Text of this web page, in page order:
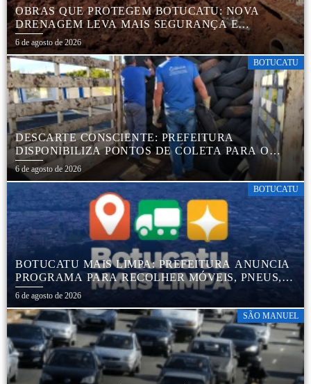
OBRAS QUE PROTEGEM BOTUCATU: NOVA
DRENAGEM LEVA MAIS SEGURANÇA E
TRANQUILIDADE AOS MORADORES DA COHAB
5
6 de agosto de 2026
BOTUCATU
DESCARTE CONSCIENTE: PREFEITURA
DISPONIBILIZA PONTOS DE COLETA PARA O
DESCARTE AMBIENTALMENTE CORRETO DE
PNEUS, GARANTINDO DESTINAÇÃO ADEQUADA
E PRESERVAÇÃO AMBIENTAL
6 de agosto de 2026
BOTUCATU
BOTUCATU MAIS LIMPA: PREFEITURA ANUNCIA
PROGRAMA PARA RECOLHER MÓVEIS, PNEUS,
COLCHÕES E OUTROS MATERIAIS SEM USO
6 de agosto de 2026
SÃO MANUEL